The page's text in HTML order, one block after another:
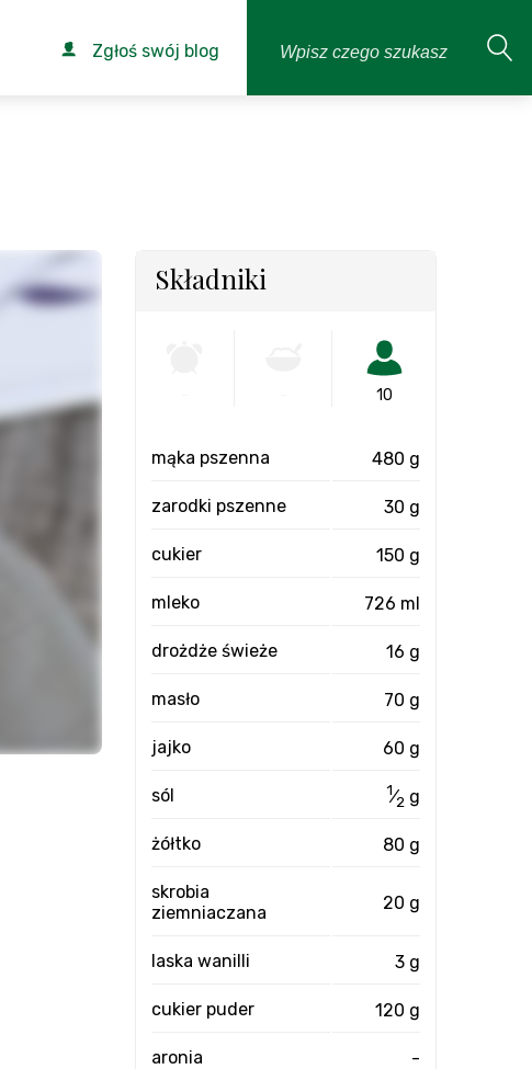
Zgłoś swój blog
Składniki
10
mąka pszenna 480 g
zarodki pszenne 30 g
cukier 150 g
mleko 726 ml
drożdże świeże 16 g
masło 70 g
jajko 60 g
sól 1⁄2 g
żółtko 80 g
skrobia
ziemniaczana
20 g
laska wanilli 3 g
cukier puder 120 g
aronia -